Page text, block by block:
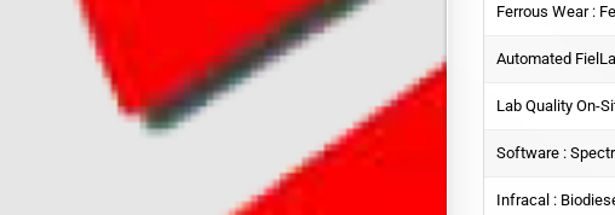
Ferrous Wear :
Automated
Lab Quality On-
Software :
Infracal :